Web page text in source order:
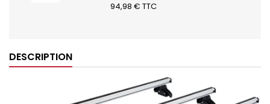
94,98 € TTC
DESCRIPTION